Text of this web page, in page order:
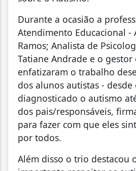
Durante a ocasião a
Atendimento Educacional -
Ramos; Analista de
Tatiane Andrade e o
enfatizaram o trabalho
dos alunos autistas -
diagnosticado o autismo
dos pais/responsáveis,
para fazer com que eles
por todos.
Além disso o trio destacou